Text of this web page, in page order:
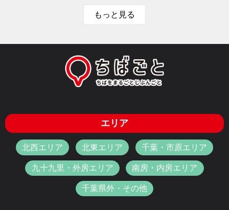
もっと見る
エリア
北西エリア 北東エリア 千葉・市原エリア
九十九里・外房エリア 南房・内房エリア
千葉県外・その他